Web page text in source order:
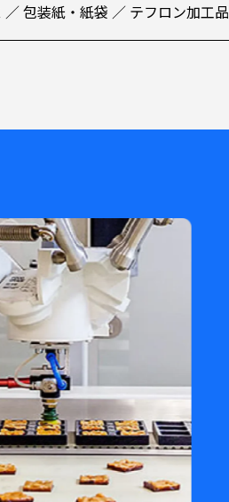
包装紙・紙袋 ／ テフロン加工品